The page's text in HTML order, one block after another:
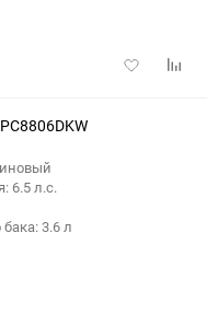
Добавить
6.5 л.с.
3.6 л